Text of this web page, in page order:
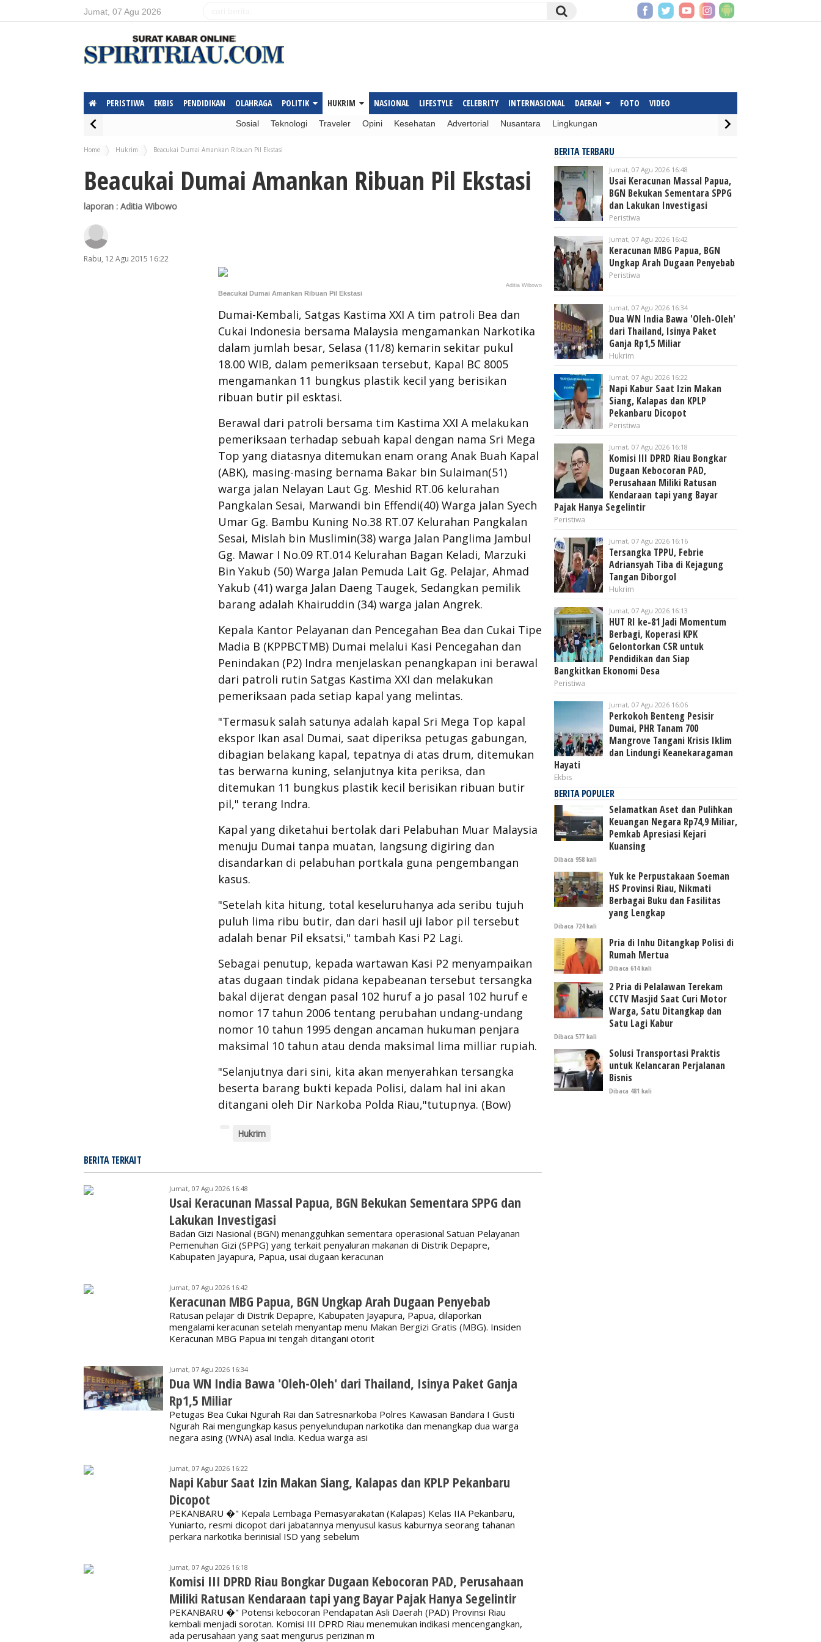
Jumat, 07 Agu 2026
PERISTIWA EKBIS PENDIDIKAN OLAHRAGA POLITIK HUKRIM NASIONAL LIFESTYLE CELEBRITY INTERNASIONAL DAERAH FOTO VIDEO
Sosial Teknologi Traveler Opini Kesehatan Advertorial Nusantara Lingkungan
Home Hukrim Beacukai Dumai Amankan Ribuan Pil Ekstasi
Beacukai Dumai Amankan Ribuan Pil Ekstasi
laporan : Aditia Wibowo
Rabu, 12 Agu 2015 16:22
Aditia Wibowo
Beacukai Dumai Amankan Ribuan Pil Ekstasi
Dumai-Kembali, Satgas Kastima XXI A tim patroli Bea dan
Cukai Indonesia bersama Malaysia mengamankan Narkotika
dalam jumlah besar, Selasa (11/8) kemarin sekitar pukul
18.00 WIB, dalam pemeriksaan tersebut, Kapal BC 8005
mengamankan 11 bungkus plastik kecil yang berisikan
ribuan butir pil esktasi.
Berawal dari patroli bersama tim Kastima XXI A melakukan
pemeriksaan terhadap sebuah kapal dengan nama Sri Mega
Top yang diatasnya ditemukan enam orang Anak Buah Kapal
(ABK), masing-masing bernama Bakar bin Sulaiman(51)
warga jalan Nelayan Laut Gg. Meshid RT.06 kelurahan
Pangkalan Sesai, Marwandi bin Effendi(40) Warga jalan Syech
Umar Gg. Bambu Kuning No.38 RT.07 Kelurahan Pangkalan
Sesai, Mislah bin Muslimin(38) warga Jalan Panglima Jambul
Gg. Mawar I No.09 RT.014 Kelurahan Bagan Keladi, Marzuki
Bin Yakub (50) Warga Jalan Pemuda Lait Gg. Pelajar, Ahmad
Yakub (41) warga Jalan Daeng Taugek, Sedangkan pemilik
barang adalah Khairuddin (34) warga jalan Angrek.
Kepala Kantor Pelayanan dan Pencegahan Bea dan Cukai Tipe
Madia B (KPPBCTMB) Dumai melalui Kasi Pencegahan dan
Penindakan (P2) Indra menjelaskan penangkapan ini berawal
dari patroli rutin Satgas Kastima XXI dan melakukan
pemeriksaan pada setiap kapal yang melintas.
"Termasuk salah satunya adalah kapal Sri Mega Top kapal
ekspor Ikan asal Dumai, saat diperiksa petugas gabungan,
dibagian belakang kapal, tepatnya di atas drum, ditemukan
tas berwarna kuning, selanjutnya kita periksa, dan
ditemukan 11 bungkus plastik kecil berisikan ribuan butir
pil," terang Indra.
Kapal yang diketahui bertolak dari Pelabuhan Muar Malaysia
menuju Dumai tanpa muatan, langsung digiring dan
disandarkan di pelabuhan portkala guna pengembangan
kasus.
"Setelah kita hitung, total keseluruhanya ada seribu tujuh
puluh lima ribu butir, dan dari hasil uji labor pil tersebut
adalah benar Pil eksatsi," tambah Kasi P2 Lagi.
Sebagai penutup, kepada wartawan Kasi P2 menyampaikan
atas dugaan tindak pidana kepabeanan tersebut tersangka
bakal dijerat dengan pasal 102 huruf a jo pasal 102 huruf e
nomor 17 tahun 2006 tentang perubahan undang-undang
nomor 10 tahun 1995 dengan ancaman hukuman penjara
maksimal 10 tahun atau denda maksimal lima milliar rupiah.
"Selanjutnya dari sini, kita akan menyerahkan tersangka
beserta barang bukti kepada Polisi, dalam hal ini akan
ditangani oleh Dir Narkoba Polda Riau,"tutupnya. (Bow)
Hukrim
BERITA TERKAIT
Jumat, 07 Agu 2026 16:48
Usai Keracunan Massal Papua, BGN Bekukan Sementara SPPG dan
Lakukan Investigasi
Badan Gizi Nasional (BGN) menangguhkan sementara operasional Satuan Pelayanan
Pemenuhan Gizi (SPPG) yang terkait penyaluran makanan di Distrik Depapre,
Kabupaten Jayapura, Papua, usai dugaan keracunan
Jumat, 07 Agu 2026 16:42
Keracunan MBG Papua, BGN Ungkap Arah Dugaan Penyebab
Ratusan pelajar di Distrik Depapre, Kabupaten Jayapura, Papua, dilaporkan
mengalami keracunan setelah menyantap menu Makan Bergizi Gratis (MBG). Insiden
Keracunan MBG Papua ini tengah ditangani otorit
Jumat, 07 Agu 2026 16:34
Dua WN India Bawa 'Oleh-Oleh' dari Thailand, Isinya Paket Ganja
Rp1,5 Miliar
Petugas Bea Cukai Ngurah Rai dan Satresnarkoba Polres Kawasan Bandara I Gusti
Ngurah Rai mengungkap kasus penyelundupan narkotika dan menangkap dua warga
negara asing (WNA) asal India. Kedua warga asi
Jumat, 07 Agu 2026 16:22
Napi Kabur Saat Izin Makan Siang, Kalapas dan KPLP Pekanbaru
Dicopot
PEKANBARU �" Kepala Lembaga Pemasyarakatan (Kalapas) Kelas IIA Pekanbaru,
Yuniarto, resmi dicopot dari jabatannya menyusul kasus kaburnya seorang tahanan
perkara narkotika berinisial ISD yang sebelum
Jumat, 07 Agu 2026 16:18
Komisi III DPRD Riau Bongkar Dugaan Kebocoran PAD, Perusahaan
Miliki Ratusan Kendaraan tapi yang Bayar Pajak Hanya Segelintir
PEKANBARU �" Potensi kebocoran Pendapatan Asli Daerah (PAD) Provinsi Riau
kembali menjadi sorotan. Komisi III DPRD Riau menemukan indikasi mencengangkan,
ada perusahaan yang saat mengurus perizinan m
BERITA TERBARU
Jumat, 07 Agu 2026 16:48
Usai Keracunan Massal Papua,
BGN Bekukan Sementara SPPG
dan Lakukan Investigasi
Peristiwa
Jumat, 07 Agu 2026 16:42
Keracunan MBG Papua, BGN
Ungkap Arah Dugaan Penyebab
Peristiwa
Jumat, 07 Agu 2026 16:34
Dua WN India Bawa 'Oleh-Oleh'
dari Thailand, Isinya Paket
Ganja Rp1,5 Miliar
Hukrim
Jumat, 07 Agu 2026 16:22
Napi Kabur Saat Izin Makan
Siang, Kalapas dan KPLP
Pekanbaru Dicopot
Peristiwa
Jumat, 07 Agu 2026 16:18
Komisi III DPRD Riau Bongkar
Dugaan Kebocoran PAD,
Perusahaan Miliki Ratusan
Kendaraan tapi yang Bayar
Pajak Hanya Segelintir
Peristiwa
Jumat, 07 Agu 2026 16:16
Tersangka TPPU, Febrie
Adriansyah Tiba di Kejagung
Tangan Diborgol
Hukrim
Jumat, 07 Agu 2026 16:13
HUT RI ke-81 Jadi Momentum
Berbagi, Koperasi KPK
Gelontorkan CSR untuk
Pendidikan dan Siap
Bangkitkan Ekonomi Desa
Peristiwa
Jumat, 07 Agu 2026 16:06
Perkokoh Benteng Pesisir
Dumai, PHR Tanam 700
Mangrove Tangani Krisis Iklim
dan Lindungi Keanekaragaman
Hayati
Ekbis
BERITA POPULER
Selamatkan Aset dan Pulihkan
Keuangan Negara Rp74,9 Miliar,
Pemkab Apresiasi Kejari
Kuansing
Dibaca 958 kali
Yuk ke Perpustakaan Soeman
HS Provinsi Riau, Nikmati
Berbagai Buku dan Fasilitas
yang Lengkap
Dibaca 724 kali
Pria di Inhu Ditangkap Polisi di
Rumah Mertua
Dibaca 614 kali
2 Pria di Pelalawan Terekam
CCTV Masjid Saat Curi Motor
Warga, Satu Ditangkap dan
Satu Lagi Kabur
Dibaca 577 kali
Solusi Transportasi Praktis
untuk Kelancaran Perjalanan
Bisnis
Dibaca 481 kali